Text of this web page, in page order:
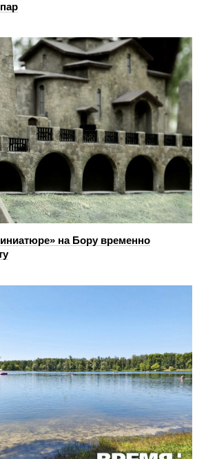
на Бору временно